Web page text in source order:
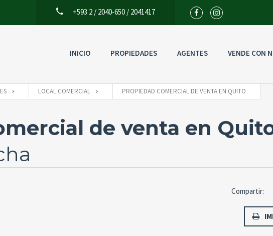
+593 2 / 2040-650 / 2041417
Usuario
INICIO PROPIEDADES AGENTES VENDE CON
LOCAL COMERCIAL PROPIEDAD COMERCIAL DE VENTA EN QUITO
de venta en
Compartir: